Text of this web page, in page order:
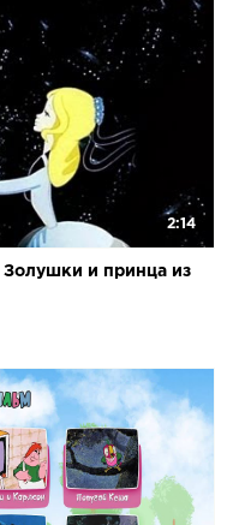
2:14
и принца из